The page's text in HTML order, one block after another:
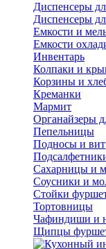
Диспенсеры
Диспенсеры
Емкости и
Емкости
Инвентарь
Колпаки и
Корзины и
Креманки
Мармит
Органайзеры
Пепельницы
Подносы и
Сахарницы и
Соусники и
Стойки
Тортовницы
Чафиндиши и
Щипцы